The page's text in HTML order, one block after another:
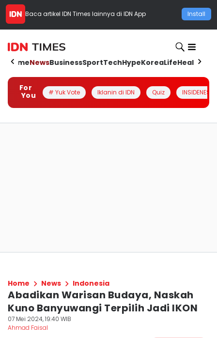
Baca artikel IDN Times lainnya di IDN App Install
HomeNewsBusinessSportTechHypeKoreaLifeHealth
For
You
# Yuk Vote Iklanin di IDN Quiz INSIDENESIA
Home News Indonesia
Abadikan Warisan Budaya, Naskah
Kuno Banyuwangi Terpilih Jadi IKON
07 Mei 2024, 19:40 WIB
Ahmad Faisal